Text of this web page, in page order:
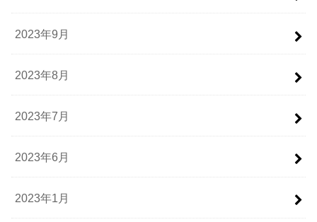
2023年9月
2023年8月
2023年7月
2023年6月
2023年1月